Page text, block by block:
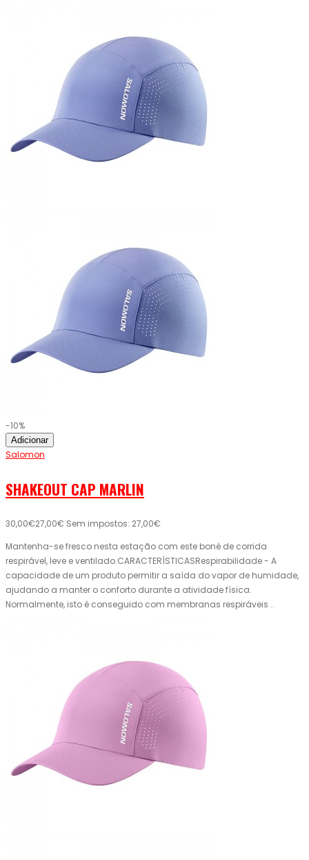
-10%
Adicionar
Salomon
SHAKEOUT CAP MARLIN
30,00€27,00€ Sem impostos: 27,00€
Mantenha-se fresco nesta estação com este boné de corrida
respirável, leve e ventilado.CARACTERÍSTICASRespirabilidade - A
capacidade de um produto permitir a saída do vapor de humidade,
ajudando a manter o conforto durante a atividade física.
Normalmente, isto é conseguido com membranas respiráveis ..